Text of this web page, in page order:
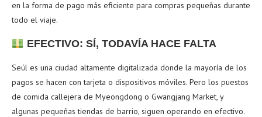
en la forma de pago más eficiente para compras pequeñas durante
todo el viaje.
EFECTIVO: SÍ, TODAVÍA HACE FALTA
Seúl es una ciudad altamente digitalizada donde la mayoría de los
pagos se hacen con tarjeta o dispositivos móviles. Pero los puestos
de comida callejera de Myeongdong o Gwangjang Market, y
algunas pequeñas tiendas de barrio, siguen operando en efectivo.